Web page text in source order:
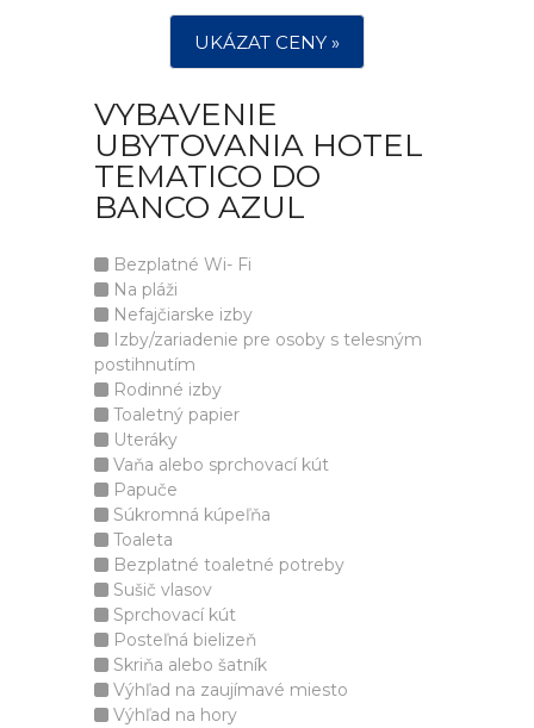
UKÁZAT CENY »
VYBAVENIE
UBYTOVANIA HOTEL
TEMATICO DO
BANCO AZUL
Bezplatné Wi- Fi
Na pláži
Nefajčiarske izby
Izby/zariadenie pre osoby s telesným
postihnutím
Rodinné izby
Toaletný papier
Uteráky
Vaňa alebo sprchovací kút
Papuče
Súkromná kúpeľňa
Toaleta
Bezplatné toaletné potreby
Sušič vlasov
Sprchovací kút
Posteľná bielizeň
Skriňa alebo šatník
Výhľad na zaujímavé miesto
Výhľad na hory